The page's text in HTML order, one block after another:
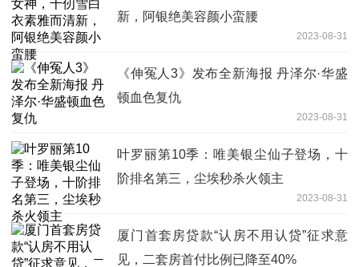
新，阿银绝美容颜小蛮腰
2023-08-31
《伸冤人3》发布全新海报 丹泽尔·华盛
顿血色复仇
2023-08-31
叶罗丽第10季：唯美银尘仙子登场，十
阶排名第三，尘埃秒杀火领主
2023-08-31
厦门首套房贷款“认房不用认贷”征求意
见，二套房首付比例已降至40%